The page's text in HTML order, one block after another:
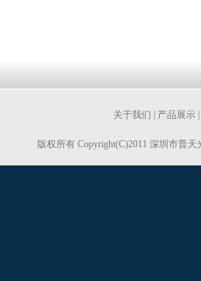
关于我们 产品展示
版权所有 Copyright(C)2011 深圳市普